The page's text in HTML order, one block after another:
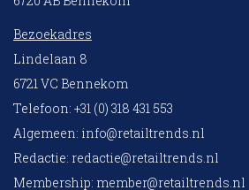
Bezoekadres
Lindelaan 8
6721 VC Bennekom
Telefoon: +31 (0) 318 431 553
Algemeen: info@retailtrends.nl
Redactie: redactie@retailtrends.nl
Membership: member@retailtrends.nl